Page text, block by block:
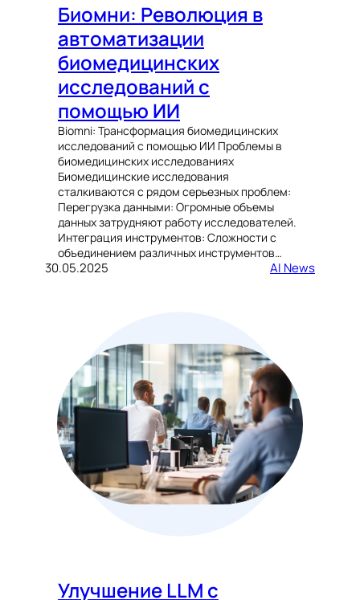
Биомни: Революция в
автоматизации
биомедицинских
исследований с
помощью ИИ
Biomni: Трансформация биомедицинских
исследований с помощью ИИ Проблемы в
биомедицинских исследованиях
Биомедицинские исследования
сталкиваются с рядом серьезных проблем:
Перегрузка данными: Огромные объемы
данных затрудняют работу исследователей.
Интеграция инструментов: Сложности с
объединением различных инструментов…
30.05.2025 AI News
Улучшение LLM с